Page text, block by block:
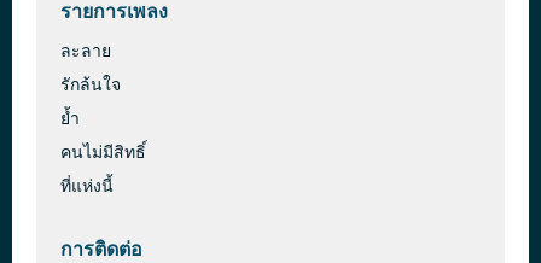
รายการเพลง
ละลาย
รักล้นใจ
ย้ำ
คนไม่มีสิทธิ์
ที่แห่งนี้
การติดต่อ